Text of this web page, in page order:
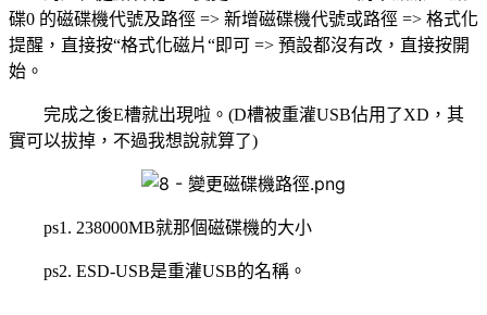
碟0 的磁碟機代號及路徑 => 新增磁碟機代號或路徑 => 格式化
提醒，直接按“格式化磁片“即可 => 預設都沒有改，直接按開
始。
完成之後E槽就出現啦。 (D槽被重灌USB佔用了XD ，其
實可以拔掉，不過我想說就算了)
ps1. 238000MB就那個磁碟機的大小
ps2. ESD-USB是重灌USB的名稱。